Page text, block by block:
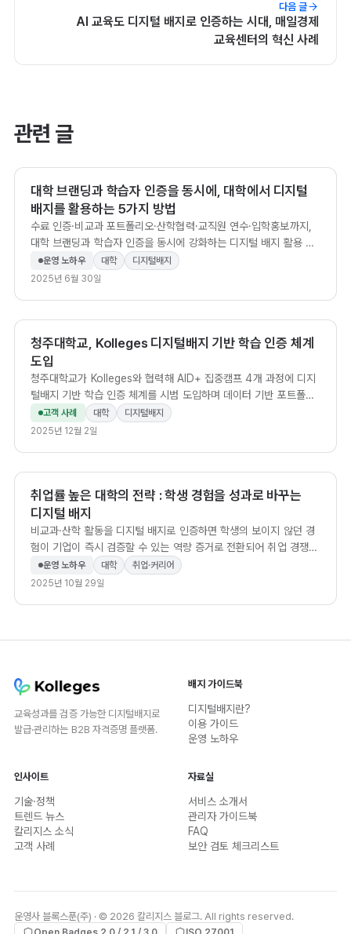
다음 글
AI 교육도 디지털 배지로 인증하는 시대, 매일경제
교육센터의 혁신 사례
관련 글
대학 브랜딩과 학습자 인증을 동시에, 대학에서 디지털
배지를 활용하는 5가지 방법
수료 인증·비교과 포트폴리오·산학협력·교직원 연수·입학홍보까지,
대학 브랜딩과 학습자 인증을 동시에 강화하는 디지털 배지 활용 5
가지 방법을 소개합니다.
운영 노하우 대학
디지털배지
2025년 6월 30일
청주대학교, Kolleges 디지털배지 기반 학습 인증 체계
도입
청주대학교가 Kolleges와 협력해 AID+ 집중캠프 4개 과정에 디지
털배지 기반 학습 인증 체계를 시범 도입하며 데이터 기반 포트폴리
오 경쟁력 강화에 나섰습니다.
고객 사례 대학
디지털배지
2025년 12월 2일
취업률 높은 대학의 전략 : 학생 경험을 성과로 바꾸는
디지털 배지
비교과·산학 활동을 디지털 배지로 인증하면 학생의 보이지 않던 경
험이 기업이 즉시 검증할 수 있는 역량 증거로 전환되어 취업 경쟁력
이 높아진다.
운영 노하우 대학
취업·커리어
2025년 10월 29일
교육성과를 검증 가능한 디지털배지로
발급·관리하는 B2B 자격증명 플랫폼.
배지 가이드북
디지털배지란?
이용 가이드
운영 노하우
인사이트
기술·정책
트렌드 뉴스
칼리지스 소식
고객 사례
자료실
서비스 소개서
관리자 가이드북
FAQ
보안 검토 체크리스트
운영사 블록스푼(주) · © 2026 칼리지스 블로그. All rights reserved.